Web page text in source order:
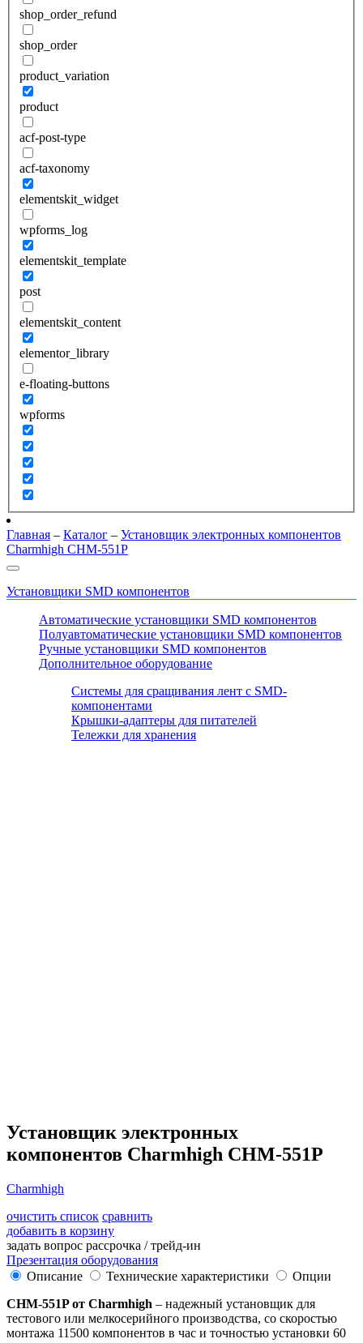
shop_order_refund
shop_order
product_variation
product
acf-post-type
acf-taxonomy
elementskit_widget
wpforms_log
elementskit_template
post
elementskit_content
elementor_library
e-floating-buttons
wpforms
Главная – Каталог – Установщик электронных компонентов
Charmhigh CHM-551P
Установщики SMD компонентов
Автоматические установщики SMD компонентов
Полуавтоматические установщики SMD компонентов
Ручные установщики SMD компонентов
Дополнительное оборудование
Системы для сращивания лент с SMD-
компонентами
Крышки-адаптеры для питателей
Тележки для хранения
Установщик электронных
компонентов Charmhigh CHM-551P
Charmhigh
очистить список сравнить
добавить в корзину
задать вопрос рассрочка / трейд-ин
Презентация оборудования
Описание
Технические характеристики
Опции
CHM-551P от Charmhigh – надежный установщик для
тестового или мелкосерийного производства, со скоростью
монтажа 11500 компонентов в час и точностью установки 60